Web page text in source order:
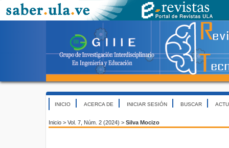
INICIO ACERCA DE INICIAR SESIÓN BUSCAR
Inicio > Vol. 7, Núm. 2 (2024) > Silva Mocizo